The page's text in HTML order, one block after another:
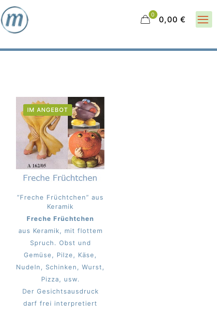
0 0,00 €
IM ANGEBOT
“Freche Früchtchen” aus
Keramik
Freche Früchtchen
aus Keramik, mit flottem
Spruch. Obst und
Gemüse, Pilze, Käse,
Nudeln, Schinken, Wurst,
Pizza, usw.
Der Gesichtsausdruck
darf frei interpretiert